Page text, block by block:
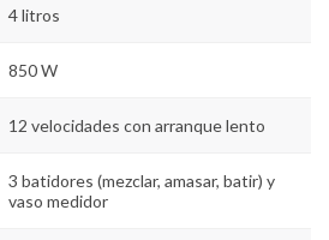
4 litros
850 W
12 velocidades con arranque lento
3 batidores (mezclar, amasar, batir) y
vaso medidor